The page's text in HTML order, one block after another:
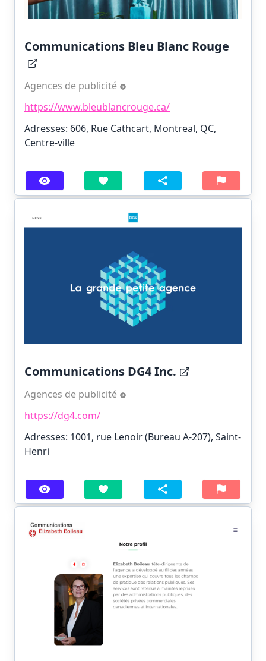
Communications Bleu Blanc Rouge
Agences de publicité
https://www.bleublancrouge.ca/
Adresses: 606, Rue Cathcart, Montreal, QC,
Centre-ville
Communications DG4 Inc.
Agences de publicité
https://dg4.com/
Adresses: 1001, rue Lenoir (Bureau A-207), Saint-
Henri